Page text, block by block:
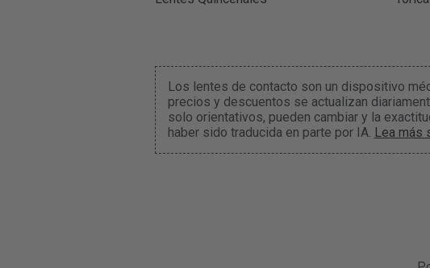
Los lentes de contacto son un dispositivo
precios y descuentos se actualizan
solo orientativos, pueden cambiar y la
haber sido traducida en parte por IA. Lea más